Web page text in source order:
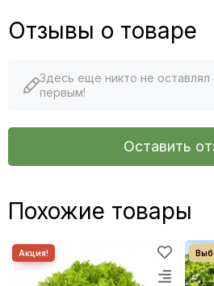
Отзывы о товаре
Здесь еще никто не оставлял
первым!
Оставить
Похожие товары